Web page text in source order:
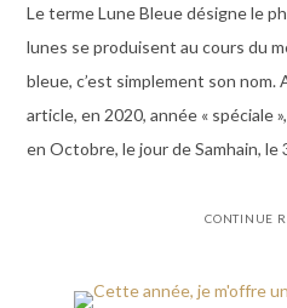
Le terme Lune Bleue désigne le
lunes se produisent au cours du
bleue, c’est simplement son
article, en 2020, année « spéciale
en Octobre, le jour de Samhain,
CONTINUE